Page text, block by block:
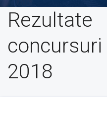
Rezultate
concursuri
2018